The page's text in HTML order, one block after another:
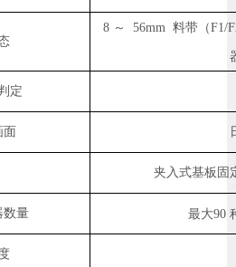
8 ～ 56mm 料带（F1/
定
面
夹入式基板固
数量 最大90